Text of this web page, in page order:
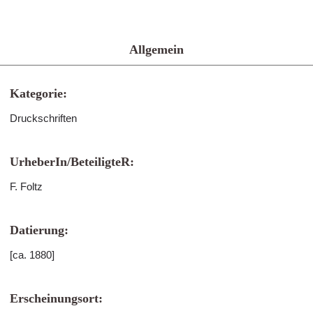
Allgemein
Kategorie:
Druckschriften
UrheberIn/BeteiligteR:
F. Foltz
Datierung:
[ca. 1880]
Erscheinungsort: